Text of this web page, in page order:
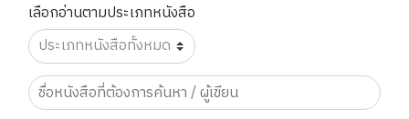
เลือกอ่านตามประเภทหนังสือ